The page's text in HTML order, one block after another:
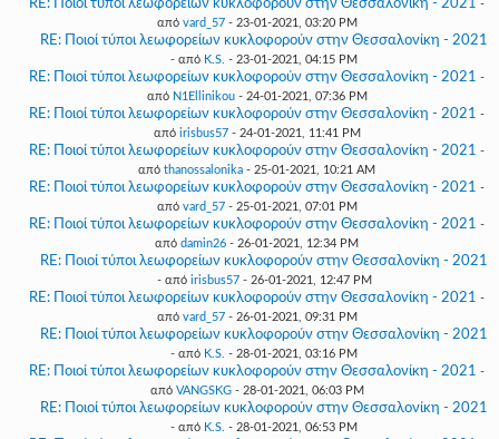
RE: Ποιοί τύποι λεωφορείων κυκλοφορούν στην Θεσσαλονίκη - 2021 -
από vard_57- 23-01-2021, 03:20 PM
RE: Ποιοί τύποι λεωφορείων κυκλοφορούν στην Θεσσαλονίκη - 2021
- από K.S. - 23-01-2021, 04:15 PM
RE: Ποιοί τύποι λεωφορείων κυκλοφορούν στην Θεσσαλονίκη - 2021 -
από N1Ellinikou- 24-01-2021, 07:36 PM
RE: Ποιοί τύποι λεωφορείων κυκλοφορούν στην Θεσσαλονίκη - 2021 -
από irisbus57- 24-01-2021, 11:41 PM
RE: Ποιοί τύποι λεωφορείων κυκλοφορούν στην Θεσσαλονίκη - 2021 -
από thanossalonika - 25-01-2021, 10:21 AM
RE: Ποιοί τύποι λεωφορείων κυκλοφορούν στην Θεσσαλονίκη - 2021 -
από vard_57- 25-01-2021, 07:01 PM
RE: Ποιοί τύποι λεωφορείων κυκλοφορούν στην Θεσσαλονίκη - 2021 -
από damin26 - 26-01-2021, 12:34 PM
RE: Ποιοί τύποι λεωφορείων κυκλοφορούν στην Θεσσαλονίκη - 2021
- από irisbus57- 26-01-2021, 12:47 PM
RE: Ποιοί τύποι λεωφορείων κυκλοφορούν στην Θεσσαλονίκη - 2021 -
από vard_57- 26-01-2021, 09:31 PM
RE: Ποιοί τύποι λεωφορείων κυκλοφορούν στην Θεσσαλονίκη - 2021
- από K.S. - 28-01-2021, 03:16 PM
RE: Ποιοί τύποι λεωφορείων κυκλοφορούν στην Θεσσαλονίκη - 2021 -
από VANGSKG- 28-01-2021, 06:03 PM
RE: Ποιοί τύποι λεωφορείων κυκλοφορούν στην Θεσσαλονίκη - 2021
- από K.S. - 28-01-2021, 06:53 PM